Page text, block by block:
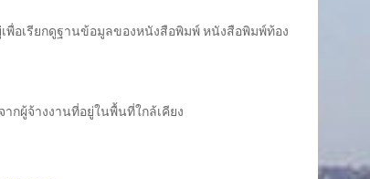
พื่อเรียกดูฐานข้อมูลของหนังสือพิมพ์ หนังสือพิมพ์ท้อง
กผู้จ้างงานที่อยู่ในพื้นที่ใกล้เคียง